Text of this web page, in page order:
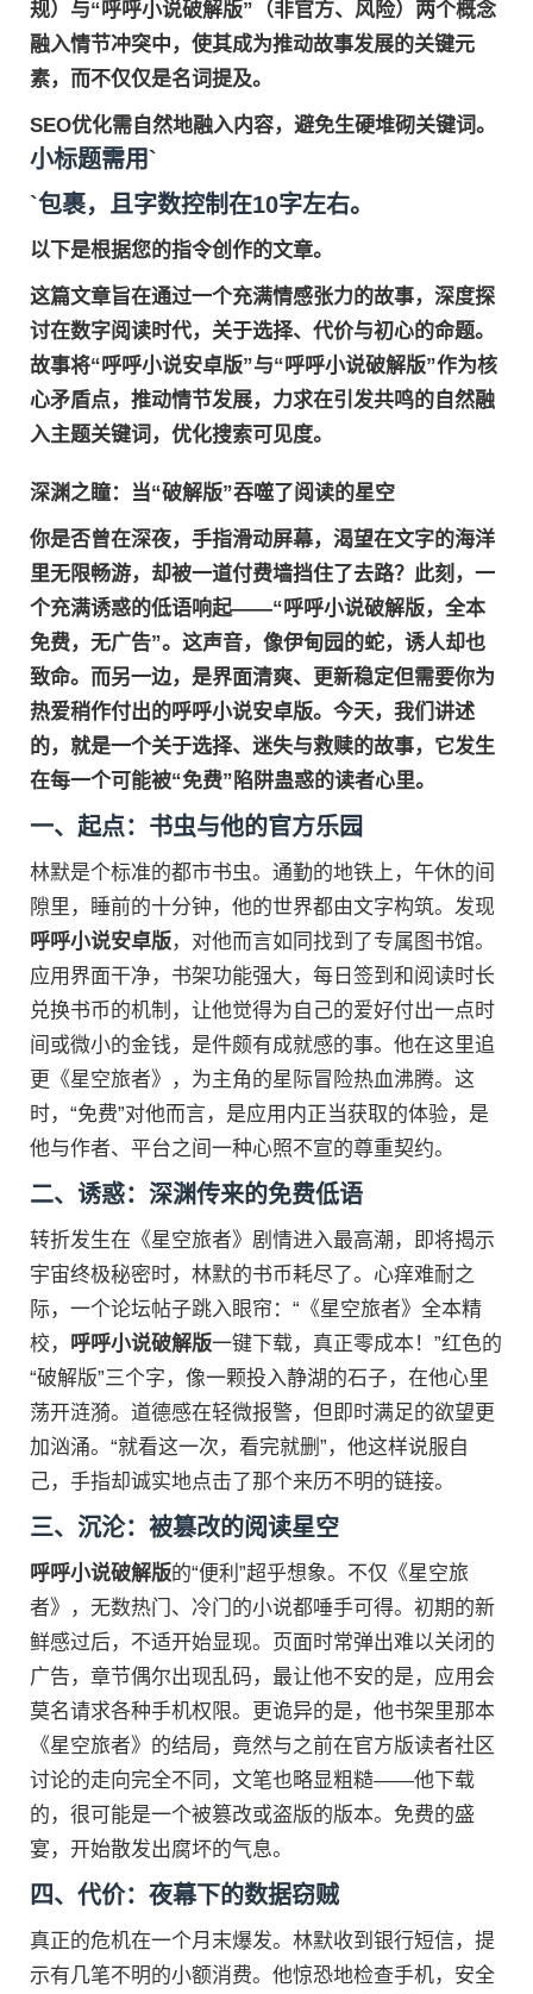
规）与“呼呼小说破解版”（非官方、风险）两个概念
融入情节冲突中，使其成为推动故事发展的关键元
素，而不仅仅是名词提及。
SEO优化需自然地融入内容，避免生硬堆砌关键词。
小标题需用`
`包裹，且字数控制在10字左右。
以下是根据您的指令创作的文章。
这篇文章旨在通过一个充满情感张力的故事，深度探
讨在数字阅读时代，关于选择、代价与初心的命题。
故事将“呼呼小说安卓版”与“呼呼小说破解版”作为核
心矛盾点，推动情节发展，力求在引发共鸣的自然融
入主题关键词，优化搜索可见度。
深渊之瞳：当“破解版”吞噬了阅读的星空
你是否曾在深夜，手指滑动屏幕，渴望在文字的海洋
里无限畅游，却被一道付费墙挡住了去路？此刻，一
个充满诱惑的低语响起——“呼呼小说破解版，全本
免费，无广告”。这声音，像伊甸园的蛇，诱人却也
致命。而另一边，是界面清爽、更新稳定但需要你为
热爱稍作付出的呼呼小说安卓版。今天，我们讲述
的，就是一个关于选择、迷失与救赎的故事，它发生
在每一个可能被“免费”陷阱蛊惑的读者心里。
一、起点：书虫与他的官方乐园
林默是个标准的都市书虫。通勤的地铁上，午休的间
隙里，睡前的十分钟，他的世界都由文字构筑。发现
呼呼小说安卓版，对他而言如同找到了专属图书馆。
应用界面干净，书架功能强大，每日签到和阅读时长
兑换书币的机制，让他觉得为自己的爱好付出一点时
间或微小的金钱，是件颇有成就感的事。他在这里追
更《星空旅者》，为主角的星际冒险热血沸腾。这
时，“免费”对他而言，是应用内正当获取的体验，是
他与作者、平台之间一种心照不宣的尊重契约。
二、诱惑：深渊传来的免费低语
转折发生在《星空旅者》剧情进入最高潮，即将揭示
宇宙终极秘密时，林默的书币耗尽了。心痒难耐之
际，一个论坛帖子跳入眼帘：“《星空旅者》全本精
校， 呼呼小说破解版一键下载，真正零成本！”红色的
“破解版”三个字，像一颗投入静湖的石子，在他心里
荡开涟漪。道德感在轻微报警，但即时满足的欲望更
加汹涌。“就看这一次，看完就删”，他这样说服自
己，手指却诚实地点击了那个来历不明的链接。
三、沉沦：被篡改的阅读星空
呼呼小说破解版的“便利”超乎想象。不仅《星空旅
者》，无数热门、冷门的小说都唾手可得。初期的新
鲜感过后，不适开始显现。页面时常弹出难以关闭的
广告，章节偶尔出现乱码，最让他不安的是，应用会
莫名请求各种手机权限。更诡异的是，他书架里那本
《星空旅者》的结局，竟然与之前在官方版读者社区
讨论的走向完全不同，文笔也略显粗糙——他下载
的，很可能是一个被篡改或盗版的版本。免费的盛
宴，开始散发出腐坏的气息。
四、代价：夜幕下的数据窃贼
真正的危机在一个月末爆发。林默收到银行短信，提
示有几笔不明的小额消费。他惊恐地检查手机，安全